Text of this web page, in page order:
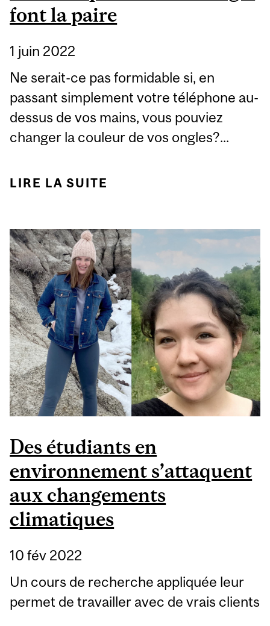
font la paire
1 juin 2022
Ne serait-ce pas formidable si, en
passant simplement votre téléphone au-
dessus de vos mains, vous pouviez
changer la couleur de vos ongles?...
LIRE LA SUITE
Des étudiants en
environnement s’attaquent
aux changements
climatiques
10 fév 2022
Un cours de recherche appliquée leur
permet de travailler avec de vrais clients